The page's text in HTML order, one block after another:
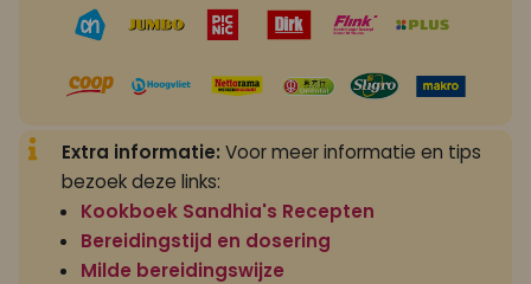
Extra informatie: Voor meer informatie en tips
bezoek deze links:
Kookboek Sandhia's Recepten
Bereidingstijd en dosering
Milde bereidingswijze